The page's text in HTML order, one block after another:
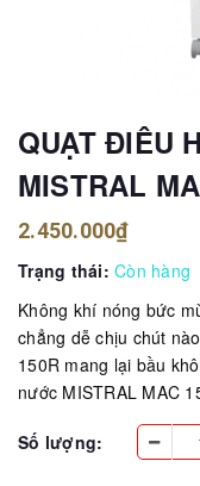
QUẠT ĐIÊU
MISTRAL
2.450.000₫
Trạng thái: Còn hàng
Không khí nóng bức
chẳng dễ chịu chút
150R mang lại bầu
nước MISTRAL MAC
Số lượng: